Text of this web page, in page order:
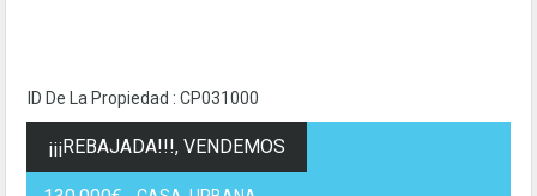
ID De La Propiedad : CP031000
¡¡¡REBAJADA!!!, VENDEMOS